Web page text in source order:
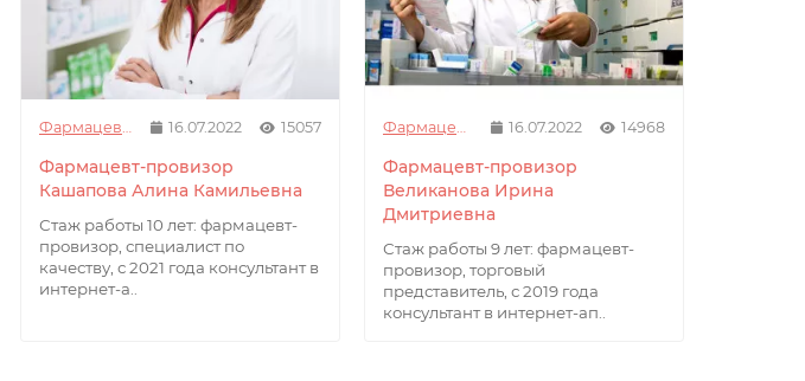
16.07.2022 15057
Фармацевт-провизор
Кашапова Алина Камильевна
Стаж работы 10 лет: фармацевт-
провизор, специалист по
качеству, с 2021 года консультант в
интернет-а..
16.07.2022 14968
Фармацевт-провизор
Великанова Ирина
Дмитриевна
Стаж работы 9 лет: фармацевт-
провизор, торговый
представитель, с 2019 года
консультант в интернет-ап..